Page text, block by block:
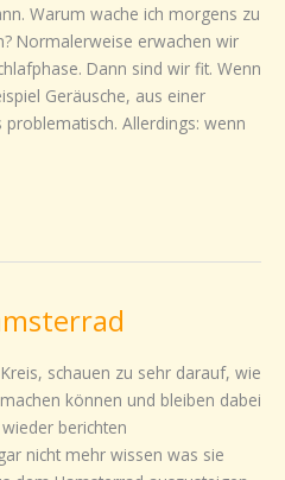
Warum wache ich morgens zu
Normalerweise erwachen wir
Dann sind wir fit. Wenn
Geräusche, aus einer
Allerdings: wenn
schauen zu sehr darauf, wie
können und bleiben dabei
berichten
nicht mehr wissen was sie